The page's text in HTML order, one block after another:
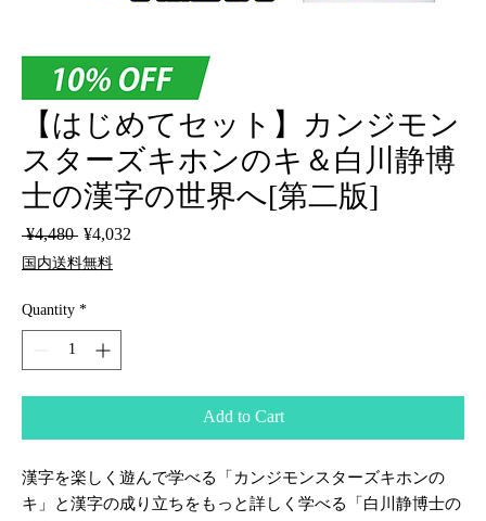
【はじめてセット】カンジモン
スターズキホンのキ＆白川静博
士の漢字の世界へ[第二版]
¥4,480 Regular
Price
¥4,032
国内送料無料
Quantity *
Add to Cart
漢字を楽しく遊んで学べる「カンジモンスターズキホンの
キ」と漢字の成り立ちをもっと詳しく学べる「白川静博士の